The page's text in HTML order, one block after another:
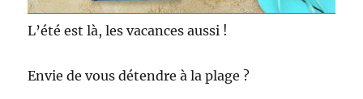
L’été est là, les vacances aussi !
Envie de vous détendre à la plage ?